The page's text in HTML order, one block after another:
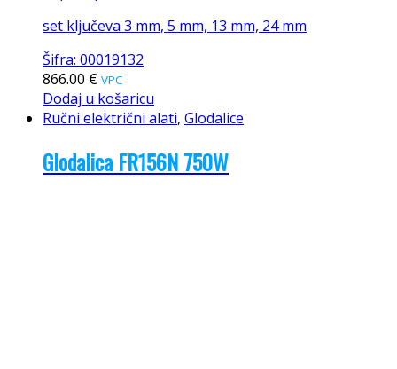
set ključeva 3 mm, 5 mm, 13 mm, 24 mm
Šifra: 00019132
866.00 € VPC
Dodaj u košaricu
Ručni električni alati, Glodalice
Glodalica FR156N 750W